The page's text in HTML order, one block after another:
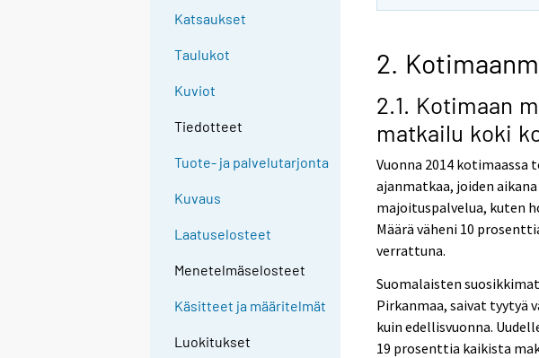
Katsaukset
Taulukot
Kuviot
Tiedotteet
Tuote- ja palvelutarjonta
Kuvaus
Laatuselosteet
Menetelmäselosteet
Käsitteet ja määritelmät
Luokitukset
2.
2.1. Kotimaan
matkailu koki
Vuonna 2014
ajanmatkaa, joiden
majoituspalvelua, kuten
Määrä väheni 10
verrattuna.
Suomalaisten
Pirkanmaa, saivat tyytyä
kuin edellisvuonna.
19 prosenttia kaikista